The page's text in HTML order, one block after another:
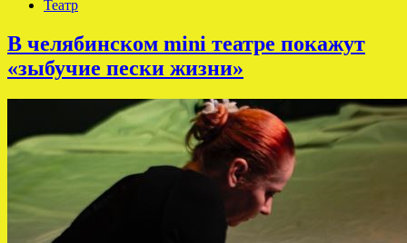
Театр
В челябинском mini театре покажут
«зыбучие пески жизни»